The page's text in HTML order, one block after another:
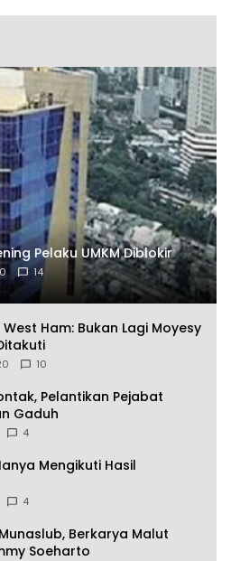
Pelaku UMKM Diblokir
14
Ham: Bukan Lagi Moyesy
10
Pelantikan Pejabat
Gaduh
4
Mengikuti Hasil
4
Berkarya Malut
Soeharto